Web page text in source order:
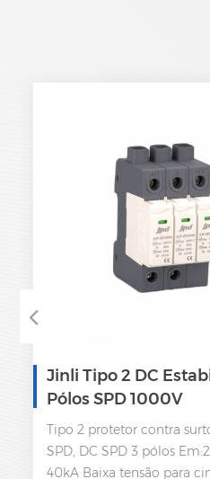
Jinli Tipo 2 DC
Pólos SPD 1000V
Tipo 2 protetor contra
SPD, DC SPD 3 pólos
40kA Baixa tensão para